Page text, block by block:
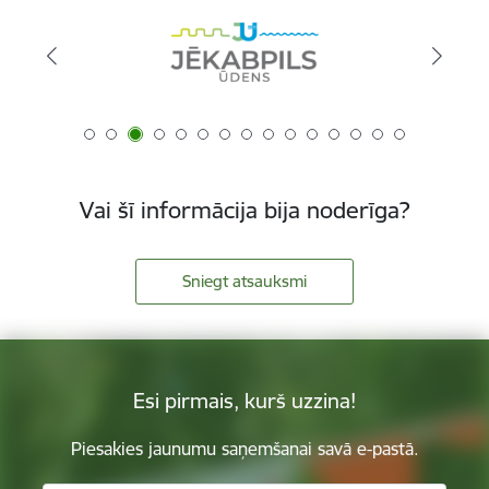
Vai šī informācija bija noderīga?
Sniegt atsauksmi
Esi pirmais, kurš uzzina!
Piesakies jaunumu saņemšanai savā e-pastā.